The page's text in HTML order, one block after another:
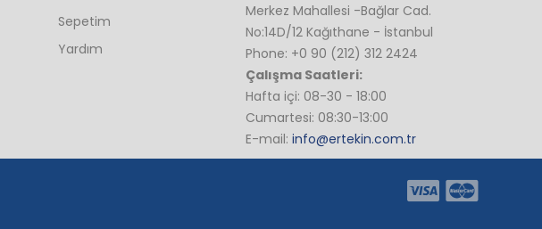
Sepetim
Yardım
Merkez Mahallesi -Bağlar Cad.
No:14D/12 Kağıthane - İstanbul
Phone: +0 90 (212) 312 2424
Çalışma Saatleri:
Hafta içi: 08-30 - 18:00
Cumartesi: 08:30-13:00
E-mail: info@ertekin.com.tr